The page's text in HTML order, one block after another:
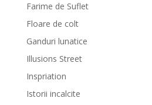
Farime de Suflet
Floare de colt
Ganduri lunatice
Illusions Street
Inspriation
Istorii incalcite